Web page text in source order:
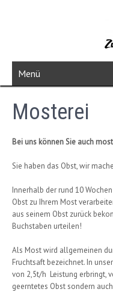
Menü
Mosterei
Bei uns können Sie auch
Sie haben das Obst, wir
Innerhalb der rund 10
Obst zu Ihrem Most
aus seinem Obst zurück
Buchstaben urteilen!
Als Most wird allgemeinen
Fruchtsaft bezeichnet. In
von 2,5t/h Leistung erbringt,
geerntetes Obst sondern